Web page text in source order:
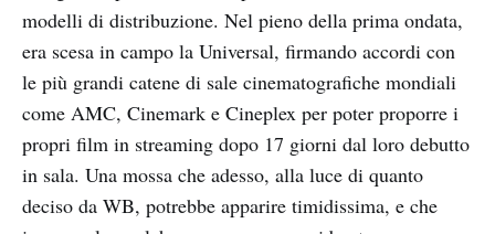
modelli di distribuzione. Nel pieno della prima ondata,
era scesa in campo la Universal, firmando accordi con
le più grandi catene di sale cinematografiche mondiali
come AMC, Cinemark e Cineplex per poter proporre i
propri film in streaming dopo 17 giorni dal loro debutto
in sala. Una mossa che adesso, alla luce di quanto
deciso da WB, potrebbe apparire timidissima, e che